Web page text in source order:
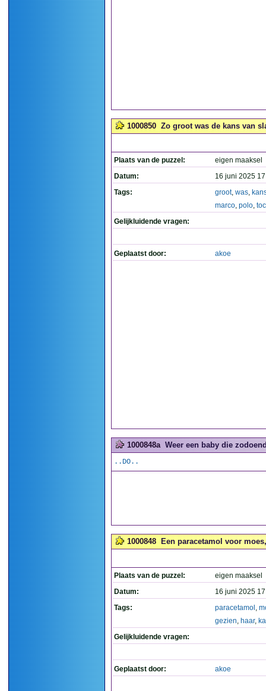
1000850 Zo groot was de kans van
Plaats van de puzzel:
eigen maaksel
Datum:
16 juni 2025
Tags:
groot, was,
marco, polo,
Gelijkluidende vragen:
Geplaatst door: akoe
1000848a Weer een baby die
..DO..
1000848 Een paracetamol voor
Plaats van de puzzel:
eigen maaksel
Datum:
16 juni 2025
Tags:
paracetamol ,
gezien, haar,
Gelijkluidende vragen:
Geplaatst door: akoe